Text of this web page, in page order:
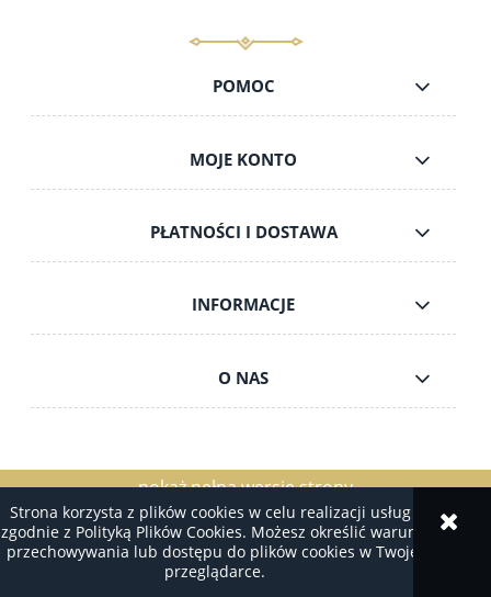
Strona korzysta z plików cookies w celu realizacji usług i
zgodnie z Polityką Plików Cookies. Możesz określić warunki
przechowywania lub dostępu do plików cookies w Twojej
przeglądarce.
POMOC
MOJE KONTO
PŁATNOŚCI I DOSTAWA
INFORMACJE
O NAS
pokaż pełną wersję strony
Sklep internetowy Shoper.pl